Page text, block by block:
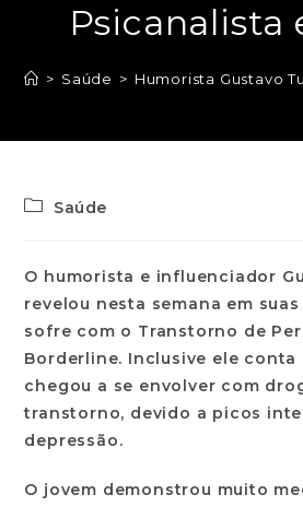
Psicanalista
> Saúde > Humorista Gustavo
Saúde
O humorista e influenciador
revelou nesta semana em
sofre com o Transtorno de
Borderline. Inclusive ele conta
chegou a se envolver com
transtorno, devido a picos
depressão.
O jovem demonstrou muito